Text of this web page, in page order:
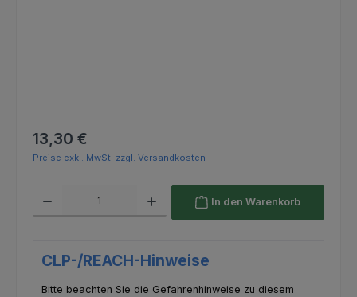
Regulärer Preis:
13,30 €
Preise exkl. MwSt. zzgl. Versandkosten
In den Warenkorb
CLP-/REACH-Hinweise
Bitte beachten Sie die Gefahrenhinweise zu diesem